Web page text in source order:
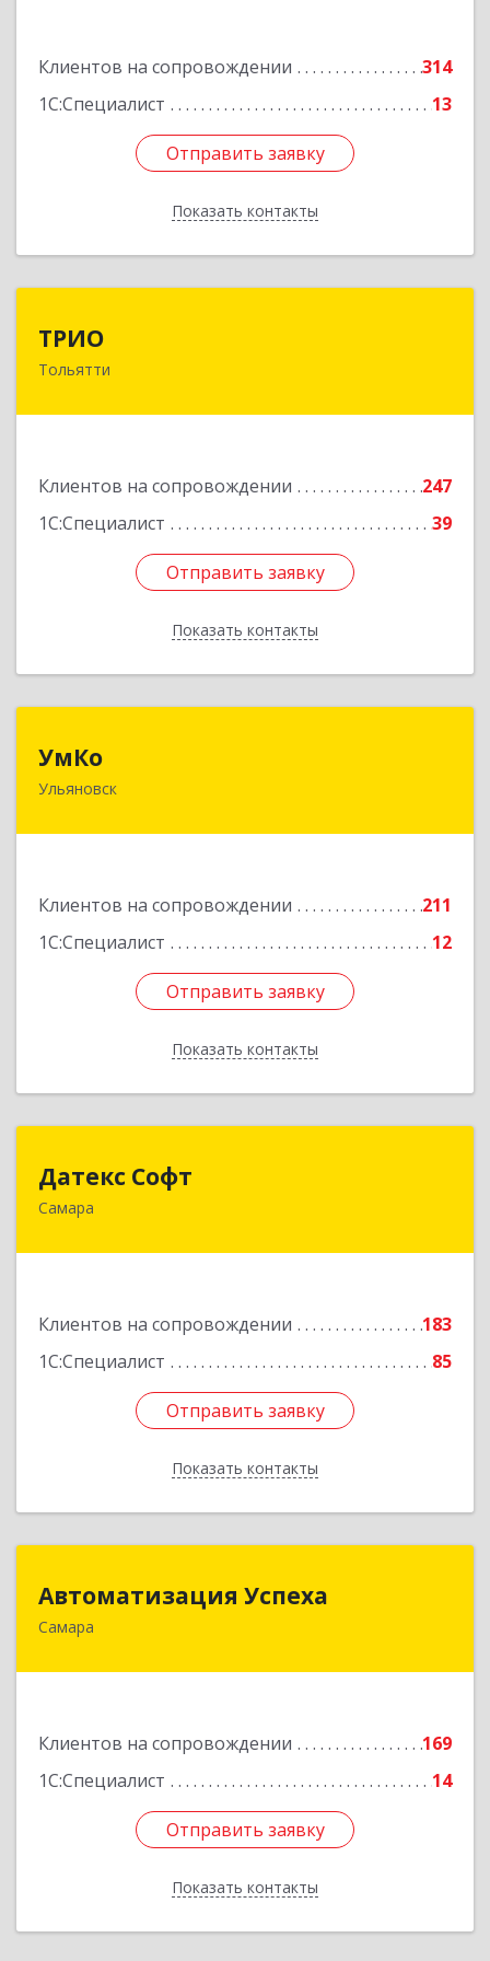
Клиентов на сопровождении
314
1С:Специалист
13
Отправить заявку
Показать контакты
Отправить заявку
Назад
ТРИО
Тольятти
Клиентов на сопровождении
247
1С:Специалист
39
Отправить заявку
Показать контакты
Отправить заявку
Назад
УмКо
Ульяновск
Клиентов на сопровождении
211
1С:Специалист
12
Отправить заявку
Показать контакты
Отправить заявку
Назад
Датекс Софт
Самара
Клиентов на сопровождении
183
1С:Специалист
85
Отправить заявку
Показать контакты
443070, Самарская обл, Самара г, Партизанская
Отправить заявку
Назад
Автоматизация Успеха
Самара
Клиентов на сопровождении
169
1С:Специалист
14
Отправить заявку
Показать контакты
Отправить заявку
Назад